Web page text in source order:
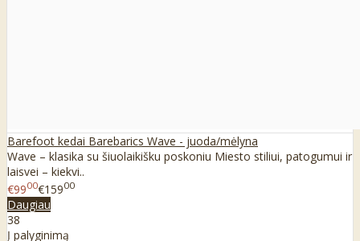
Barefoot kedai Barebarics Wave - juoda/mėlyna
Wave – klasika su šiuolaikišku poskoniu Miesto stiliui, patogumui ir
laisvei – kiekvi..
€9900€15900
Daugiau
38
Į palyginimą